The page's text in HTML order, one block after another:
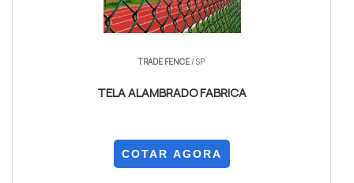
TRADE FENCE/ SP
TELA ALAMBRADO FABRICA
COTAR AGORA